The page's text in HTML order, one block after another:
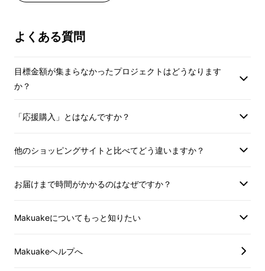
私達はそんな様々なおそと時間をあらゆるシー
に合わせて自由自在に快適スペースを作ること
が出来るマット
青い太陽と温かい日差しの下、自然や人とつな
楽しんでほしい。」
よくある質問
目標金額が集まらなかったプロジェクトはどうなります
か？
「応援購入」とはなんですか？
他のショッピングサイトと比べてどう違いますか？
お届けまで時間がかかるのはなぜですか？
Makuakeについてもっと知りたい
Makuakeヘルプへ